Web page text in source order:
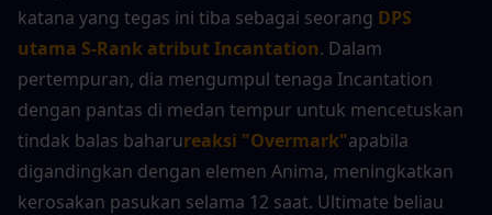
katana yang tegas ini tiba sebagai seorang DPS
utama S-Rank atribut Incantation. Dalam
pertempuran, dia mengumpul tenaga Incantation
dengan pantas di medan tempur untuk mencetuskan
tindak balas baharureaksi "Overmark"apabila
digandingkan dengan elemen Anima, meningkatkan
kerosakan pasukan selama 12 saat. Ultimate beliau